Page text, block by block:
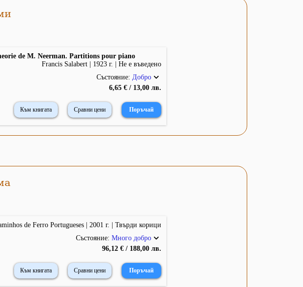
de M. Neerman. Partitions pour piano
Francis Salabert | 1923 г. | Не е въведено
Състояние: Добро
6,65 € / 13,00 лв.
Към книгата Сравни цени
de Ferro Portugueses | 2001 г. | Твърди корици
Състояние: Много добро
96,12 € / 188,00 лв.
Към книгата Сравни цени